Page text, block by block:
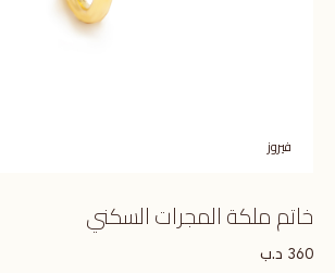
فيروز
خاتم ملكة المجرات السكني
360 د.ب